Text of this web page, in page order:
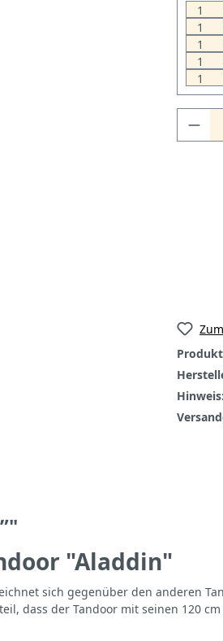
Hinweis:
"Aladdin"
sich gegenüber den anderen
dass der Tandoor mit seinen 120